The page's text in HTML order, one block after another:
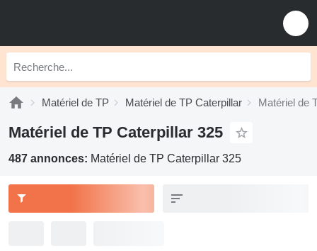
Matériel de TP Matériel de TP Caterpillar Matériel de
Matériel de TP Caterpillar 325
487 annonces: Matériel de TP Caterpillar 325